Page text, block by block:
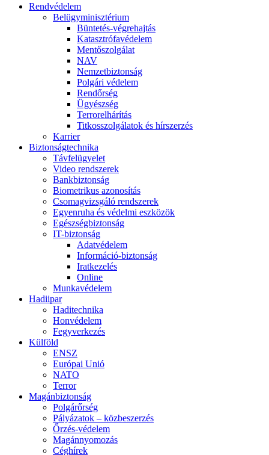
Rendvédelem
Belügyminisztérium
Büntetés-végrehajtás
Katasztrófavédelem
Mentőszolgálat
NAV
Nemzetbiztonság
Polgári védelem
Rendőrség
Ügyészség
Terrorelhárítás
Titkosszolgálatok és hírszerzés
Karrier
Biztonságtechnika
Távfelügyelet
Video rendszerek
Bankbiztonság
Biometrikus azonosítás
Csomagvizsgáló rendszerek
Egyenruha és védelmi eszközök
Egészségbiztonság
IT-biztonság
Adatvédelem
Információ-biztonság
Iratkezelés
Online
Munkavédelem
Hadiipar
Haditechnika
Honvédelem
Fegyverkezés
Külföld
ENSZ
Európai Unió
NATO
Terror
Magánbiztonság
Polgárőrség
Pályázatok – közbeszerzés
Őrzés-védelem
Magánnyomozás
Céghírek